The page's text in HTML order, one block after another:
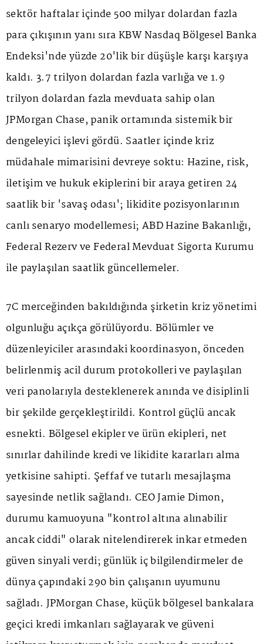
sektör haftalar içinde 500 milyar dolardan fazla
para çıkışının yanı sıra KBW Nasdaq Bölgesel Banka
Endeksi'nde yüzde 20'lik bir düşüşle karşı karşıya
kaldı. 3.7 trilyon dolardan fazla varlığa ve 1.9
trilyon dolardan fazla mevduata sahip olan
JPMorgan Chase, panik ortamında sistemik bir
dengeleyici işlevi gördü. Saatler içinde kriz
müdahale mimarisini devreye soktu: Hazine, risk,
iletişim ve hukuk ekiplerini bir araya getiren 24
saatlik bir 'savaş odası'; likidite pozisyonlarının
canlı senaryo modellemesi; ABD Hazine Bakanlığı,
Federal Rezerv ve Federal Mevduat Sigorta Kurumu
ile paylaşılan saatlik güncellemeler.
7C merceğinden bakıldığında şirketin kriz yönetimi
olgunluğu açıkça görülüyordu. Bölümler ve
düzenleyiciler arasındaki koordinasyon, önceden
belirlenmiş acil durum protokolleri ve paylaşılan
veri panolarıyla desteklenerek anında ve disiplinli
bir şekilde gerçekleştirildi. Kontrol güçlü ancak
esnekti. Bölgesel ekipler ve ürün ekipleri, net
sınırlar dahilinde kredi ve likidite kararları alma
yetkisine sahipti. Şeffaf ve tutarlı mesajlaşma
sayesinde netlik sağlandı. CEO Jamie Dimon,
durumu kamuoyuna "kontrol altına alınabilir
ancak ciddi" olarak nitelendirerek inkar etmeden
güven sinyali verdi; günlük iç bilgilendirmeler de
dünya çapındaki 290 bin çalışanın uyumunu
sağladı. JPMorgan Chase, küçük bölgesel bankalara
geçici kredi imkanları sağlayarak ve güveni